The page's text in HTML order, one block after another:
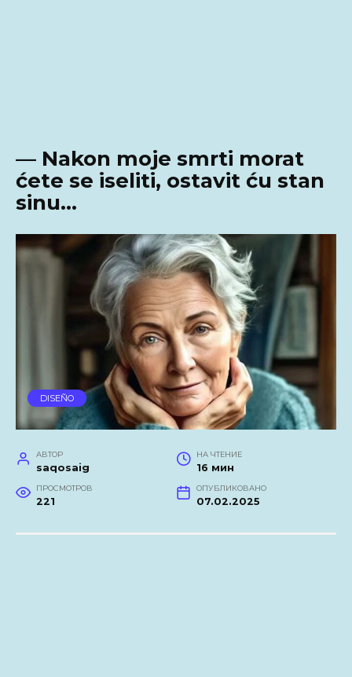
— Nakon moje smrti morat
ćete se iseliti, ostavit ću stan
sinu…
DISEÑO
АВТОР
saqosaig
НА ЧТЕНИЕ
16 мин
ПРОСМОТРОВ
221
ОПУБЛИКОВАНО
07.02.2025